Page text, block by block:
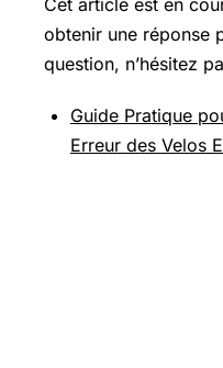
Cet article est en
obtenir une réponse
question, n’hésitez
Guide Pratique
Erreur des Velos